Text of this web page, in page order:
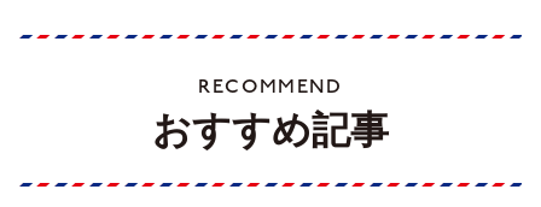
RECOMMEND
おすすめ記事